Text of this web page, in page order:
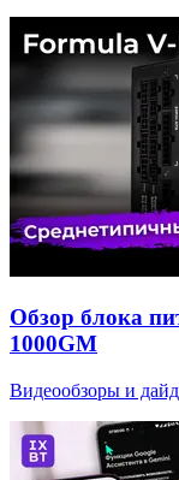
Обзор блока
1000GM
Видеообзоры и